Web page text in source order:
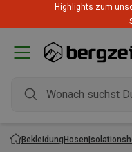
Highlights zum
BekleidungHosen